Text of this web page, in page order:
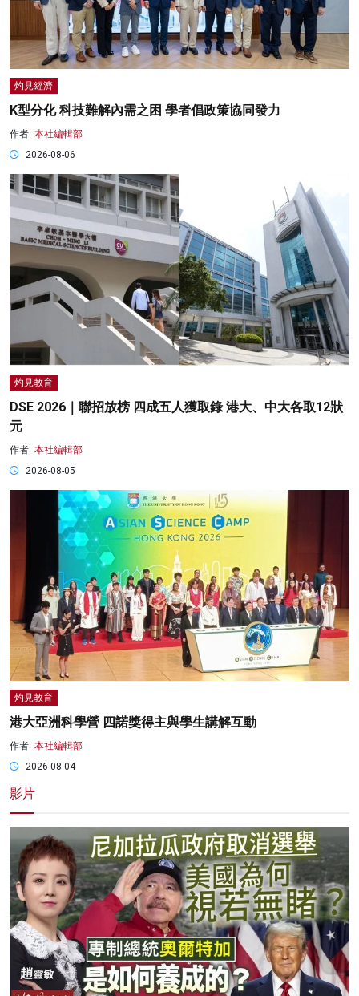
灼見經濟
K型分化 科技難解內需之困 學者倡政策協同發力
作者: 本社編輯部
2026-08-06
灼見教育
DSE 2026｜聯招放榜 四成五人獲取錄 港大、中大各取12狀
元
作者: 本社編輯部
2026-08-05
灼見教育
港大亞洲科學營 四諾獎得主與學生講解互動
作者: 本社編輯部
2026-08-04
影片